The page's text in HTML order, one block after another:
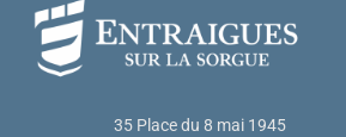
35 Place du 8 mai 1945